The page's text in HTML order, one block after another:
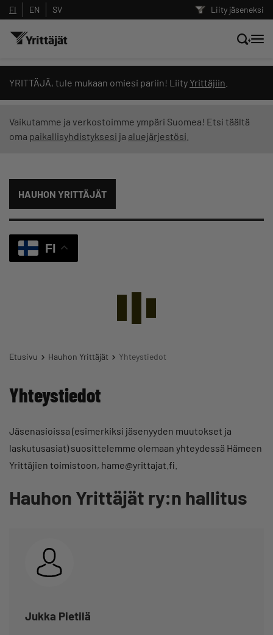
Liity jäseneksi
FI EN SV
YRITTÄJÄ, tule mukaan omiesi pariin! Liity Yrittäjiin
Vaikutamme ja verkostoimme ympäri Suomea! Etsi täältä
oma paikallisyhdistyksesi ja aluejärjestösi
HAUHON YRITTÄJÄT
FI
Etusivu Hauhon Yrittäjät Yhteystiedot
Yhteystiedot
Jäsenasioissa (esimerkiksi jäsenyyden muutokset ja
laskutusasiat) suosittelemme olemaan yhteydessä Hämeen
Yrittäjien toimistoon, hame@yrittajat.fi.
Hauhon Yrittäjät ry:n hallitus
Jukka Pietilä
Hae sivustolta tai kysy suoraan
Yrittäjien tekoälyltä
Suodata hakutuloksia: näytä kaikki sisältö